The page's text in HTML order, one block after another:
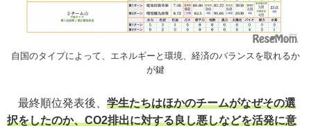
自国のタイプによって、エネルギーと環境、経済のバランスを取れるか
が鍵
最終順位発表後、 学生たちはほかのチームがなぜその選
択をしたのか、CO2排出に対する良し悪しなどを活発に意